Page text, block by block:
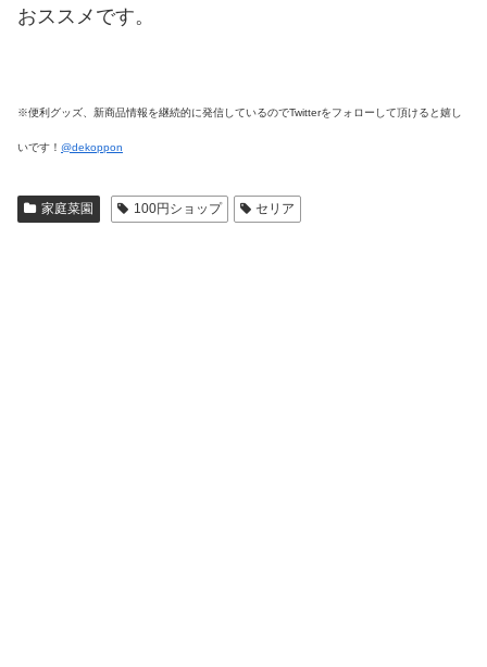
おススメです。
※便利グッズ、新商品情報を継続的に発信しているのでTwitterをフォローして頂けると嬉し
いです！ @dekoppon
家庭菜園 100円ショップ セリア